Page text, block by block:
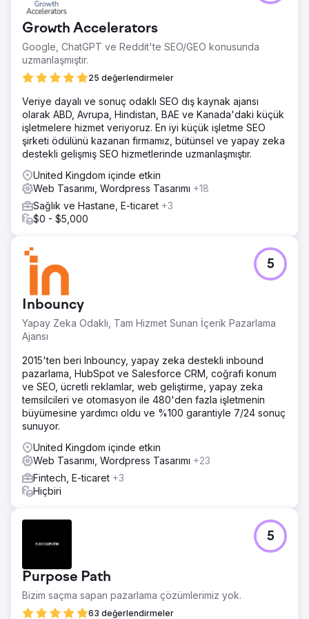
yolculuğunu basitleştirerek ve site performansını
iyileştirerek, Stanley daha verimli ve dönüşüm odaklı bir
e-ticaret yapısı elde etti.
Growth Accelerators
Google, ChatGPT ve Reddit'te SEO/GEO konusunda
uzmanlaşmıştır.
25 değerlendirmeler
Veriye dayalı ve sonuç odaklı SEO dış kaynak ajansı
olarak ABD, Avrupa, Hindistan, BAE ve Kanada'daki küçük
işletmelere hizmet veriyoruz. En iyi küçük işletme SEO
şirketi ödülünü kazanan firmamız, bütünsel ve yapay zeka
destekli gelişmiş SEO hizmetlerinde uzmanlaşmıştır.
United Kingdom içinde etkin
Web Tasarımı, Wordpress Tasarımı +18
Sağlık ve Hastane, E-ticaret +3
$0 - $5,000
Inbouncy
Yapay Zeka Odaklı, Tam Hizmet Sunan İçerik Pazarlama
Ajansı
5
2015'ten beri Inbouncy, yapay zeka destekli inbound
pazarlama, HubSpot ve Salesforce CRM, coğrafi konum
ve SEO, ücretli reklamlar, web geliştirme, yapay zeka
temsilcileri ve otomasyon ile 480'den fazla işletmenin
büyümesine yardımcı oldu ve %100 garantiyle 7/24 sonuç
sunuyor.
United Kingdom içinde etkin
Web Tasarımı, Wordpress Tasarımı +23
Fintech, E-ticaret +3
Hiçbiri
Purpose Path
Bizim saçma sapan pazarlama çözümlerimiz yok.
63 değerlendirmeler
5